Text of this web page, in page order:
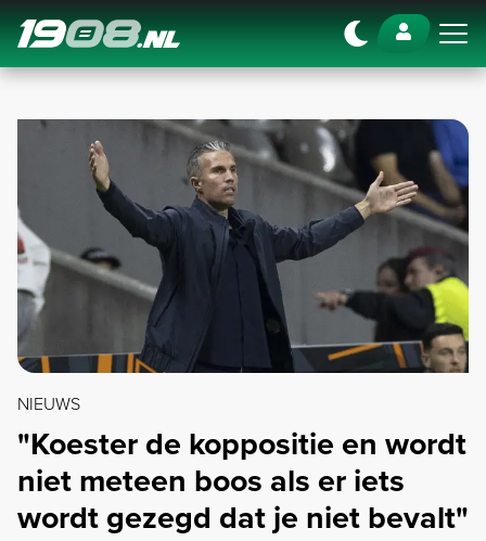
Navigation
NIEUWS
"Koester de koppositie en wordt
niet meteen boos als er iets
wordt gezegd dat je niet bevalt"